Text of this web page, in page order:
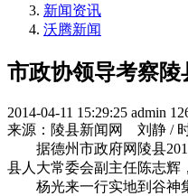
新闻资讯
沃腾新闻
市政协领导考察陵
2014-04-11 15:29:25 admin
来源：陵县新闻网 刘静 / 时
据德州市政府网陵县2014
县人大常委会副主任陈志辉
杨光来一行实地到谷神集